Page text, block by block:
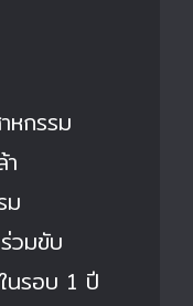
หกรรม
ม
วมขับ
นรอบ 1 ปี